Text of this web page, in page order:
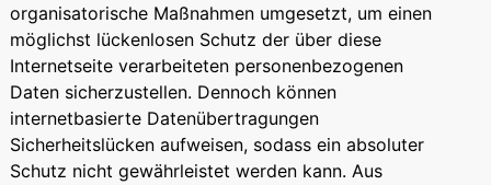
organisatorische Maßnahmen umgesetzt, um einen
möglichst lückenlosen Schutz der über diese
Internetseite verarbeiteten personenbezogenen
Daten sicherzustellen. Dennoch können
internetbasierte Datenübertragungen
Sicherheitslücken aufweisen, sodass ein absoluter
Schutz nicht gewährleistet werden kann. Aus